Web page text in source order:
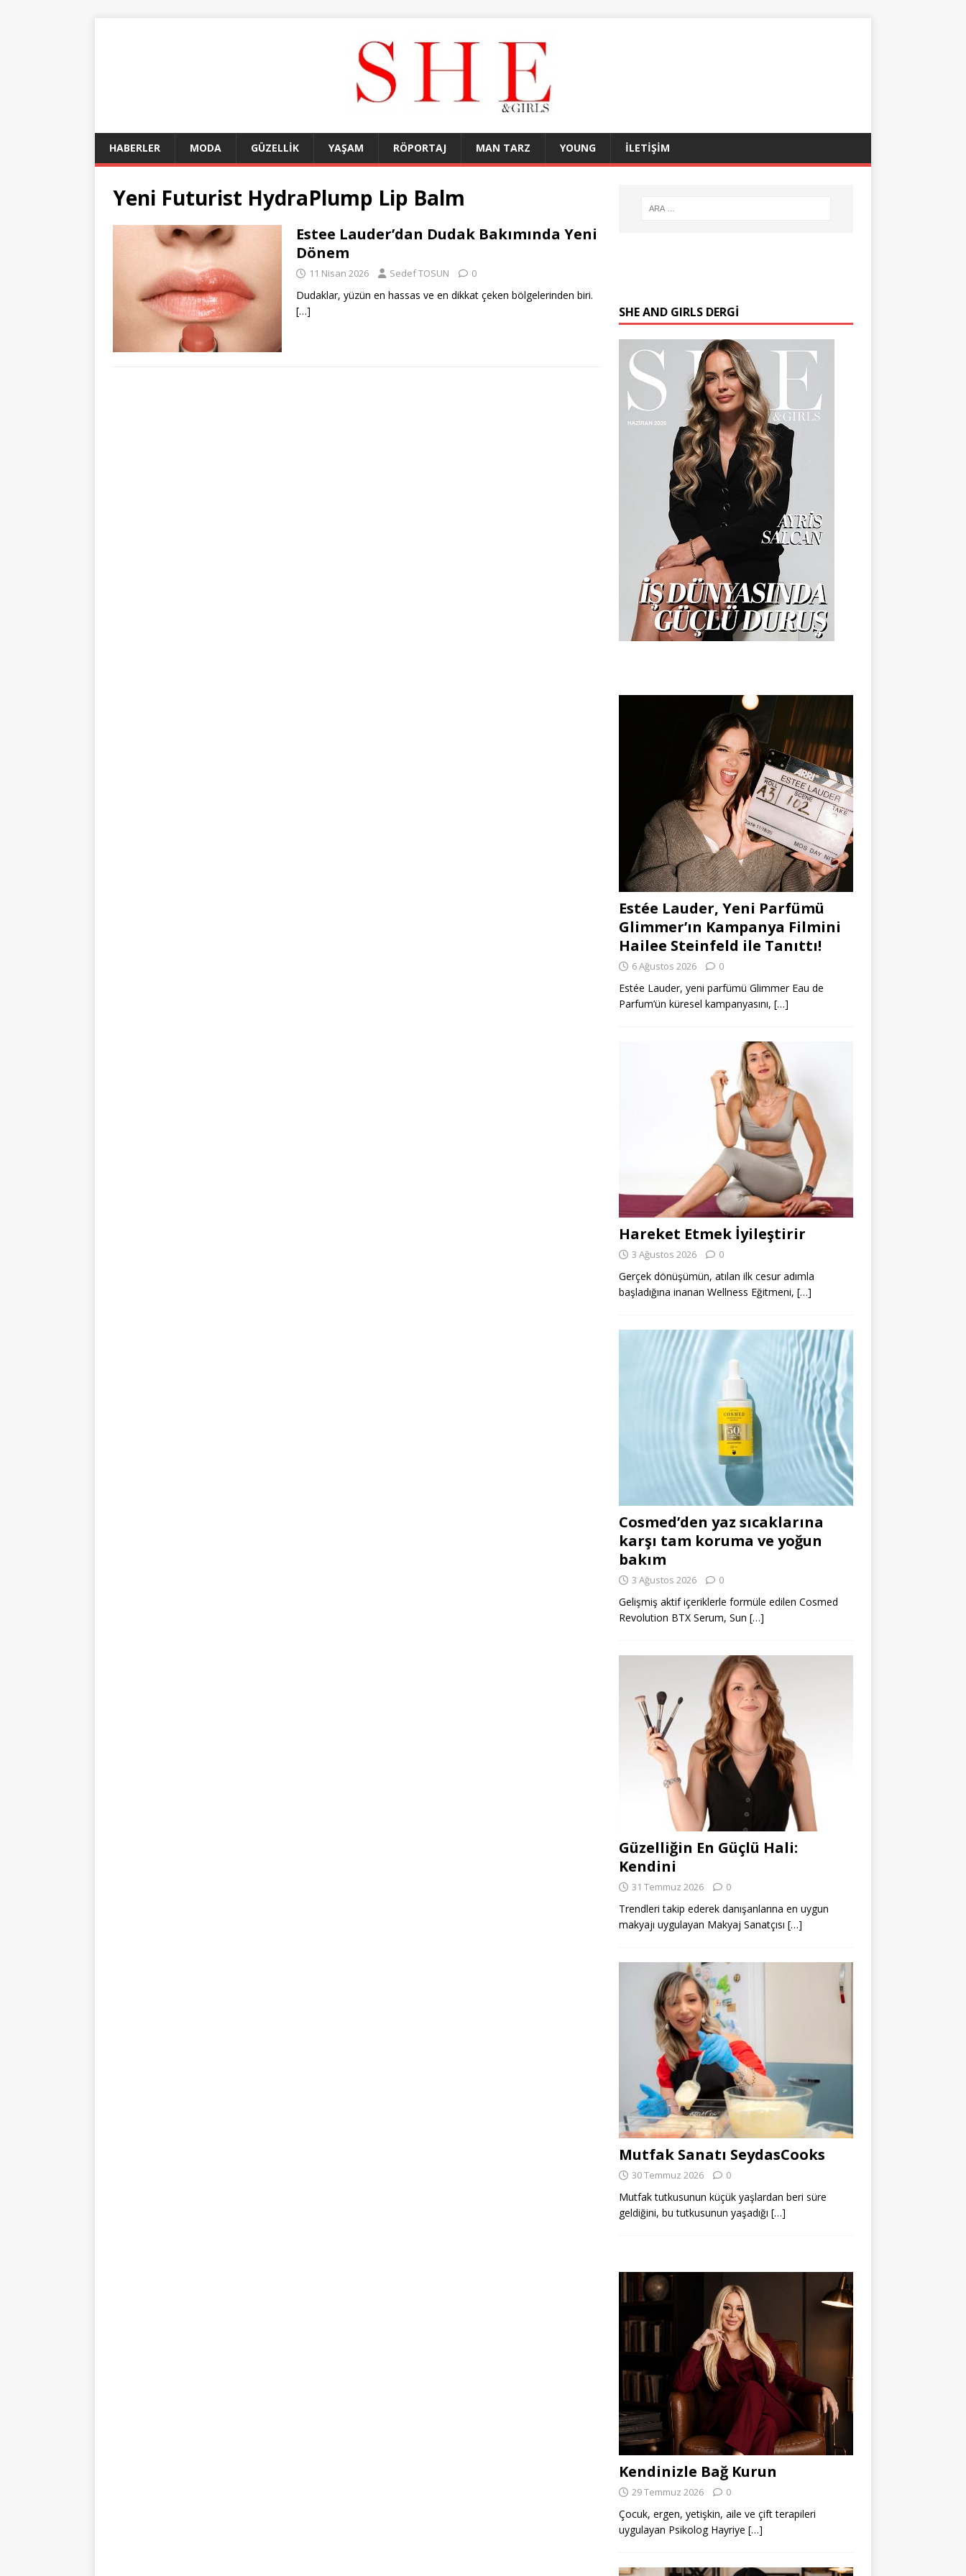
HABERLER MODA GÜZELLİK YAŞAM RÖPORTAJ MAN TARZ YOUNG İLETİŞİM
Yeni Futurist HydraPlump Lip Balm
Estee Lauder’dan Dudak Bakımında Yeni
Dönem
11 Nisan 2026 Sedef TOSUN 0
Dudaklar, yüzün en hassas ve en dikkat çeken bölgelerinden biri.
[…]
SHE AND GIRLS DERGİ
Estée Lauder, Yeni Parfümü
Glimmer’ın Kampanya Filmini
Hailee Steinfeld ile Tanıttı!
6 Ağustos 2026 0
Estée Lauder, yeni parfümü Glimmer Eau de
Parfum’ün küresel kampanyasını, […]
Hareket Etmek İyileştirir
3 Ağustos 2026 0
Gerçek dönüşümün, atılan ilk cesur adımla
başladığına inanan Wellness Eğitmeni, […]
Cosmed’den yaz sıcaklarına
karşı tam koruma ve yoğun
bakım
3 Ağustos 2026 0
Gelişmiş aktif içeriklerle formüle edilen Cosmed
Revolution BTX Serum, Sun […]
Güzelliğin En Güçlü Hali:
Kendini
31 Temmuz 2026 0
Trendleri takip ederek danışanlarına en uygun
makyajı uygulayan Makyaj Sanatçısı […]
Mutfak Sanatı SeydasCooks
30 Temmuz 2026 0
Mutfak tutkusunun küçük yaşlardan beri süre
geldiğini, bu tutkusunun yaşadığı […]
Kendinizle Bağ Kurun
29 Temmuz 2026 0
Çocuk, ergen, yetişkin, aile ve çift terapileri
uygulayan Psikolog Hayriye […]